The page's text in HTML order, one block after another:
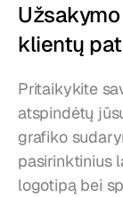
klientų
Pritaikykite
atspindėtų
grafiko
pasirinktinius
logotipą bei